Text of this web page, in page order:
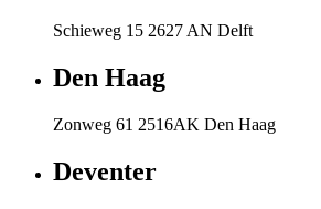
Schieweg 15 2627 AN Delft
Den Haag
Zonweg 61 2516AK Den Haag
Deventer